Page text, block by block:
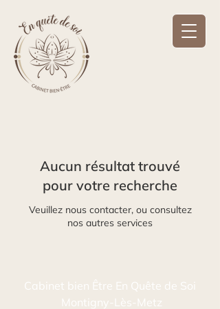
Aucun résultat trouvé
pour votre recherche
Veuillez nous contacter, ou consultez
nos autres services
Cabinet bien Être En Quête de Soi
Montigny-Lès-Metz